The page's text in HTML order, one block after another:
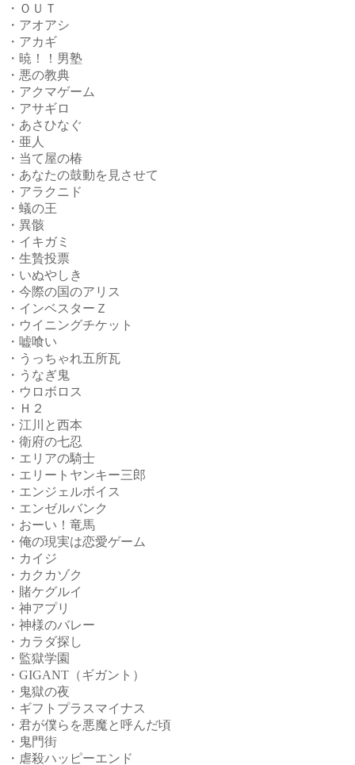
・ＯＵＴ
・アオアシ
・アカギ
・暁！！男塾
・悪の教典
・アクマゲーム
・アサギロ
・あさひなぐ
・亜人
・当て屋の椿
・あなたの鼓動を見させて
・アラクニド
・蟻の王
・異骸
・イキガミ
・生贄投票
・いぬやしき
・今際の国のアリス
・インベスターＺ
・ウイニングチケット
・嘘喰い
・うっちゃれ五所瓦
・うなぎ鬼
・ウロボロス
・Ｈ２
・江川と西本
・衛府の七忍
・エリアの騎士
・エリートヤンキー三郎
・エンジェルボイス
・エンゼルバンク
・おーい！竜馬
・俺の現実は恋愛ゲーム
・カイジ
・カクカゾク
・賭ケグルイ
・神アプリ
・神様のバレー
・カラダ探し
・監獄学園
・GIGANT（ギガント）
・鬼獄の夜
・ギフトプラスマイナス
・君が僕らを悪魔と呼んだ頃
・鬼門街
・虐殺ハッピーエンド